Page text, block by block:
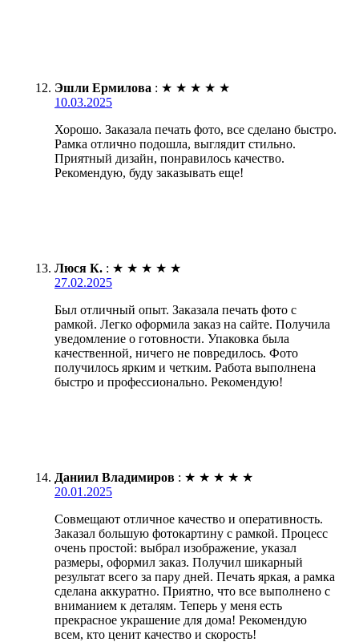
Эшли Ермилова : ★ ★ ★ ★ ★
10.03.2025
Хорошо. Заказала печать фото, все сделано быстро.
Рамка отлично подошла, выглядит стильно.
Приятный дизайн, понравилось качество.
Рекомендую, буду заказывать еще!
Люся К. : ★ ★ ★ ★ ★
27.02.2025
Был отличный опыт. Заказала печать фото с
рамкой. Легко оформила заказ на сайте. Получила
уведомление о готовности. Упаковка была
качественной, ничего не повредилось. Фото
получилось ярким и четким. Работа выполнена
быстро и профессионально. Рекомендую!
Даниил Владимиров : ★ ★ ★ ★ ★
20.01.2025
Совмещают отличное качество и оперативность.
Заказал большую фотокартину с рамкой. Процесс
очень простой: выбрал изображение, указал
размеры, оформил заказ. Получил шикарный
результат всего за пару дней. Печать яркая, а рамка
сделана аккуратно. Приятно, что все выполнено с
вниманием к деталям. Теперь у меня есть
прекрасное украшение для дома! Рекомендую
всем, кто ценит качество и скорость!